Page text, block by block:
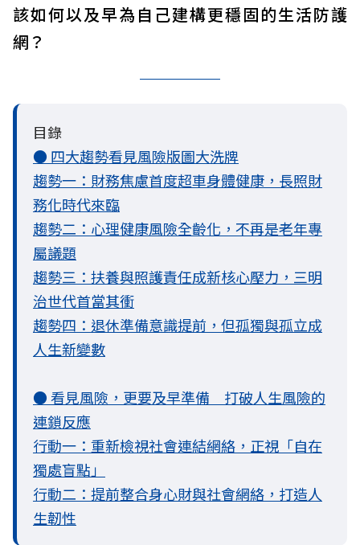
該如何以及早為自己建構更穩固的生活防護
網？
目錄
● 四大趨勢看見風險版圖大洗牌
趨勢一：財務焦慮首度超車身體健康，長照財
務化時代來臨
趨勢二：心理健康風險全齡化，不再是老年專
屬議題
趨勢三：扶養與照護責任成新核心壓力，三明
治世代首當其衝
趨勢四：退休準備意識提前，但孤獨與孤立成
人生新變數
● 看見風險，更要及早準備 打破人生風險的
連鎖反應
行動一：重新檢視社會連結網絡，正視「自在
獨處盲點」
行動二：提前整合身心財與社會網絡，打造人
生韌性